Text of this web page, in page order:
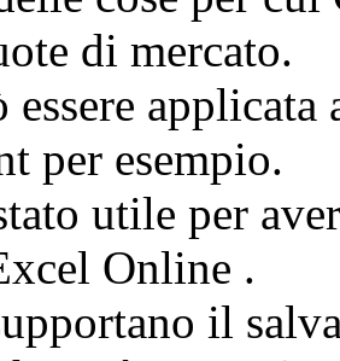
di mercato.
essere
per esempio.
utile per
Online .
il